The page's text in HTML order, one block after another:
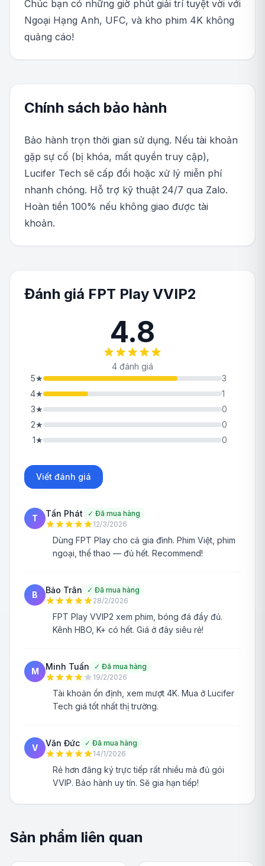
Chúc bạn có những giờ phút giải trí tuyệt vời với
Ngoại Hạng Anh, UFC, và kho phim 4K không
quảng cáo!
Chính sách bảo hành
Bảo hành trọn thời gian sử dụng. Nếu tài khoản
gặp sự cố (bị khóa, mất quyền truy cập),
Lucifer Tech sẽ cấp đổi hoặc xử lý miễn phí
nhanh chóng. Hỗ trợ kỹ thuật 24/7 qua Zalo.
Hoàn tiền 100% nếu không giao được tài
khoản.
Đánh giá FPT Play VVIP2
4.8
4 đánh giá
5★
3
4★
1
3★
0
2★
0
1★ 0
Viết đánh giá
T Tấn Phát ✓ Đã mua hàng
12/3/2026
Dùng FPT Play cho cả gia đình. Phim Việt, phim
ngoại, thể thao — đủ hết. Recommend!
B Bảo Trân ✓ Đã mua hàng
28/2/2026
FPT Play VVIP2 xem phim, bóng đá đầy đủ.
Kênh HBO, K+ có hết. Giá ở đây siêu rẻ!
M Minh Tuấn ✓ Đã mua hàng
19/2/2026
Tài khoản ổn định, xem mượt 4K. Mua ở Lucifer
Tech giá tốt nhất thị trường.
V Văn Đức ✓ Đã mua hàng
14/1/2026
Rẻ hơn đăng ký trực tiếp rất nhiều mà đủ gói
VVIP. Bảo hành uy tín. Sẽ gia hạn tiếp!
Sản phẩm liên quan